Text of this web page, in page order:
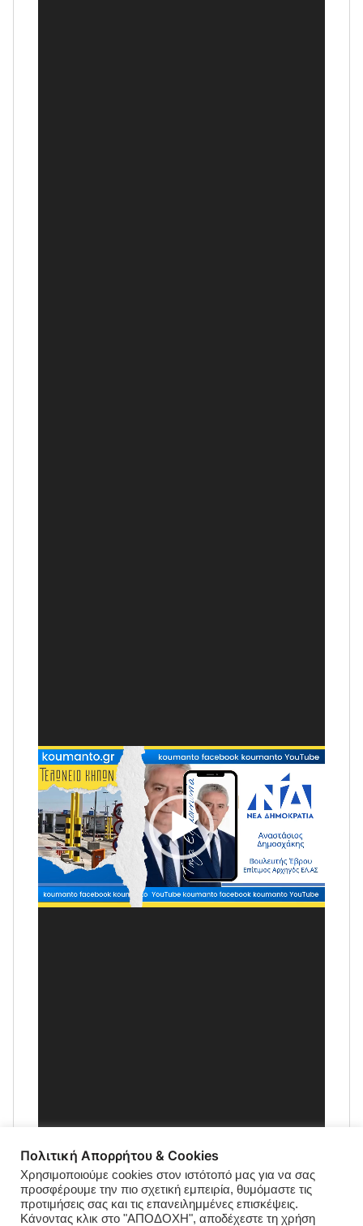
Πολιτική Απορρήτου & Cookies
Χρησιμοποιούμε cookies στον ιστότοπό μας για να σας
προσφέρουμε την πιο σχετική εμπειρία, θυμόμαστε τις
προτιμήσεις σας και τις επανειλημμένες επισκέψεις.
Κάνοντας κλικ στο "ΑΠΟΔΟΧΗ", αποδέχεστε τη χρήση